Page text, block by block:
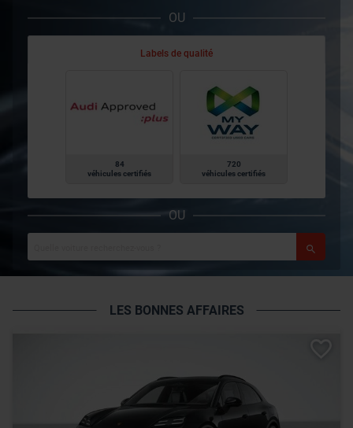
OU
Labels de qualité
84
véhicules certifiés
720
véhicules certifiés
OU
LES BONNES AFFAIRES